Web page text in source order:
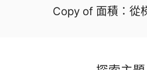
Copy of 面積：從